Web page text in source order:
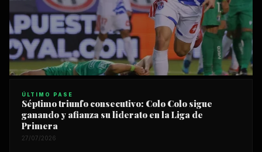
ÚLTIMO PASE
La U sufre ante Audax Italiano
pero logra una victoria clave
para alcanzar el segundo puesto
ÚLTIMO PASE
Séptimo triunfo consecutivo: Colo Colo sigue
ganando y afianza su liderato en la Liga de
Primera
27/07/2026